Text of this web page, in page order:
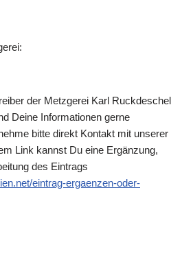
der Metzgerei Karl Ruckdeschel
Deine Informationen gerne
bitte direkt Kontakt mit unserer
Link kannst Du eine Ergänzung,
des Eintrags
eintrag-ergaenzen-oder-